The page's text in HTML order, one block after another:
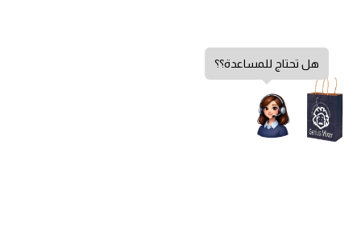
هل تحتاج للمساعدة؟؟